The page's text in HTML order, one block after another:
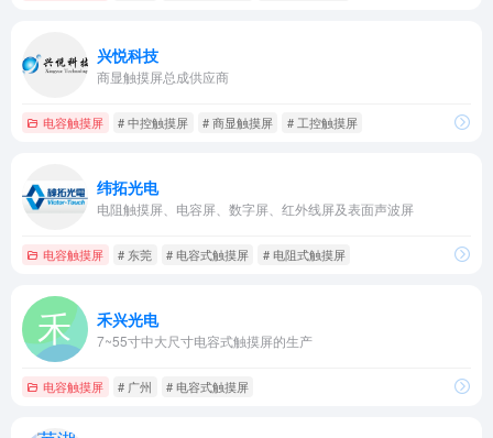
兴悦科技
商显触摸屏总成供应商
电容触摸屏 # 中控触摸屏 # 商显触摸屏 # 工控触摸屏
纬拓光电
电阻触摸屏、电容屏、数字屏、红外线屏及表面声波屏
电容触摸屏 # 东莞 # 电容式触摸屏 # 电阻式触摸屏
禾兴光电
7~55寸中大尺寸电容式触摸屏的生产
电容触摸屏 # 广州 # 电容式触摸屏